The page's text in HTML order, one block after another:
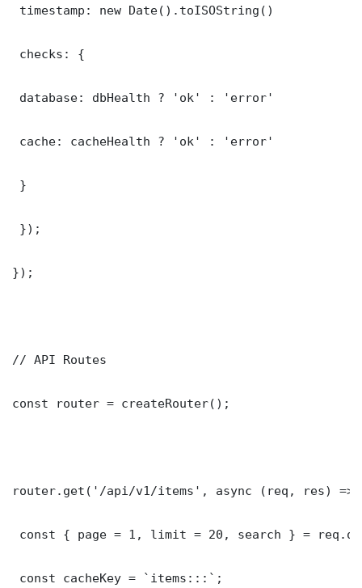
timestamp: new Date().toISOString()
checks: {
database: dbHealth ? 'ok' : 'error'
cache: cacheHealth ? 'ok' : 'error'
}
});
});
// API Routes
const router = createRouter();
router.get('/api/v1/items', async (req, res) =>
const { page = 1, limit = 20, search } =
const cacheKey = `items:::`;